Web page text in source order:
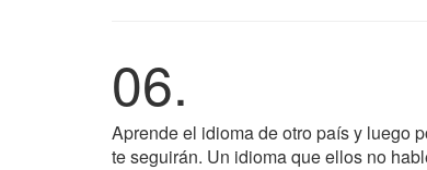
06.
Aprende el idioma de otro país y luego
te seguirán. Un idioma que ellos no